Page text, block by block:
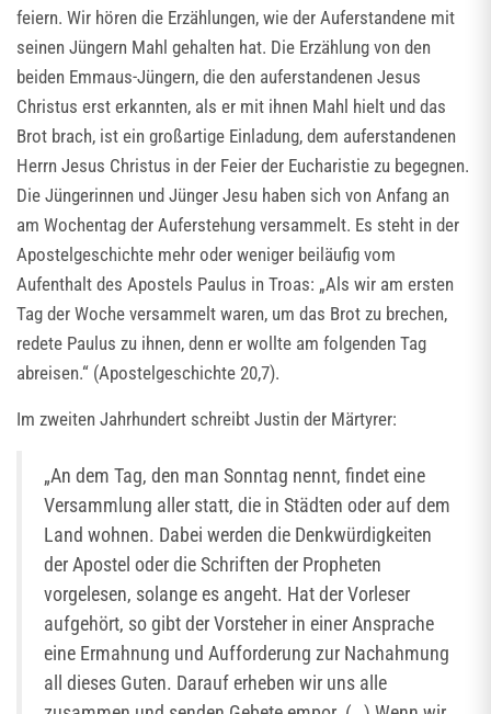
feiern. Wir hören die Erzählungen, wie der Auferstandene mit
seinen Jüngern Mahl gehalten hat. Die Erzählung von den
beiden Emmaus-Jüngern, die den auferstandenen Jesus
Christus erst erkannten, als er mit ihnen Mahl hielt und das
Brot brach, ist ein großartige Einladung, dem auferstandenen
Herrn Jesus Christus in der Feier der Eucharistie zu begegnen.
Die Jüngerinnen und Jünger Jesu haben sich von Anfang an
am Wochentag der Auferstehung versammelt. Es steht in der
Apostelgeschichte mehr oder weniger beiläufig vom
Aufenthalt des Apostels Paulus in Troas: „Als wir am ersten
Tag der Woche versammelt waren, um das Brot zu brechen,
redete Paulus zu ihnen, denn er wollte am folgenden Tag
abreisen.“ (Apostelgeschichte 20,7).
Im zweiten Jahrhundert schreibt Justin der Märtyrer:
„An dem Tag, den man Sonntag nennt, findet eine
Versammlung aller statt, die in Städten oder auf dem
Land wohnen. Dabei werden die Denkwürdigkeiten
der Apostel oder die Schriften der Propheten
vorgelesen, solange es angeht. Hat der Vorleser
aufgehört, so gibt der Vorsteher in einer Ansprache
eine Ermahnung und Aufforderung zur Nachahmung
all dieses Guten. Darauf erheben wir uns alle